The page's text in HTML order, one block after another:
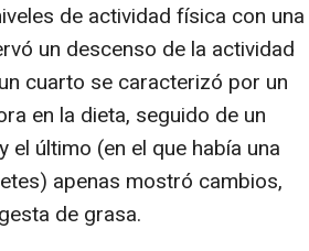
de actividad física con una
un descenso de la actividad
cuarto se caracterizó por un
en la dieta, seguido de un
último (en el que había una
apenas mostró cambios,
de grasa.